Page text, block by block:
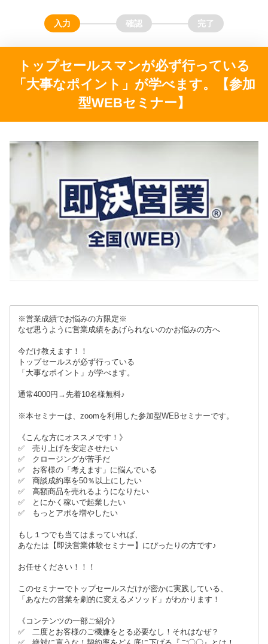
トップセールスマンが必ず行っている
「大事なポイント」が学べます。【参加
型WEBセミナー】
※営業成績でお悩みの方限定※
なぜ思うように営業成績をあげられないのかお悩みの方へ
今だけ教えます！！
トップセールスが必ず行っている
「大事なポイント」が学べます。
通常4000円→先着10名様無料♪
※本セミナーは、zoomを利用した参加型WEBセミナーです。
《こんな方にオススメです！》
✅ 売り上げを安定させたい
✅ クロージングが苦手だ
✅ お客様の「考えます」に悩んでいる
✅ 商談成約率を50％以上にしたい
✅ 高額商品を売れるようになりたい
✅ とにかく稼いで起業したい
✅ もっとアポを増やしたい
もし１つでも当てはまっていれば、
あなたは【即決営業体験セミナー】にぴったりの方です♪
お任せください！！！
このセミナーでトップセールスだけが密かに実践している、
「あなたの営業を劇的に変えるメソッド」がわかります！
《コンテンツの一部ご紹介》
✅ 二度とお客様のご機嫌をとる必要なし！それはなぜ？